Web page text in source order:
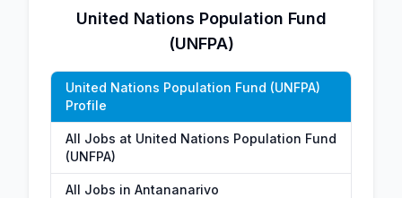
United Nations Population Fund
(UNFPA)
United Nations Population Fund (UNFPA)
Profile
All Jobs at United Nations Population Fund
(UNFPA)
All Jobs in Antananarivo